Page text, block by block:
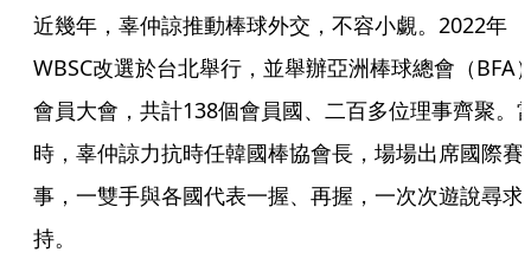
近幾年，辜仲諒推動棒球外交，不容小覷。2022年
WBSC改選於台北舉行，並舉辦亞洲棒球總會（BFA
會員大會，共計138個會員國、二百多位理事齊聚。
時，辜仲諒力抗時任韓國棒協會長，場場出席國際賽
事，一雙手與各國代表一握、再握，一次次遊說尋求
持。